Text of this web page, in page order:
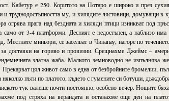
Кайетур е 250. Коритото на Потаро е широко и през
и труднодостъпността му, и хилядите лястовици, домуващи в
огрява прага над бездната и хиляди птици изникват под
само от 3-4 платформи. Десният е недостъпен, а наблизо
Местните миньори, се заселват в Чинапау, нагоре по
за доставки на гориво и провизии. Срещнахме Джеймс –
златна жаба. Малкото земноводно не изпълнява
цял живот само в една от безбройните бромелии,
пъти по платото, където с гумените си ботуши,
тук валеше почти постоянно, особено вечер. Нощите
под стряха на верандата и останахме още ден на